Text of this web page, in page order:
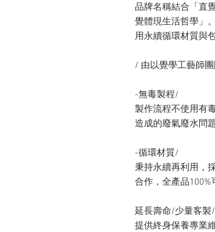
品牌名稱結合「直
覺體現生活哲學」
用永續循環材質與
/ 由以覺學工藝師
-無毒製程/
製作流程不使用有
造成的廢氣廢水問
-循環材質/
秉持永續再利用，
合作，全產品
延長壽命/少量客製/
提供終身保養專業